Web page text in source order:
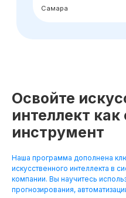
Освойте
интеллект
инструмент
Наша программа дополнена
искусственного интеллекта в
компании. Вы научитесь
прогнозирования,